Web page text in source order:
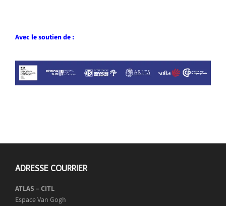
Avec le soutien de :
ADRESSE COURRIER
ATLAS – CITL
Espace Van Gogh